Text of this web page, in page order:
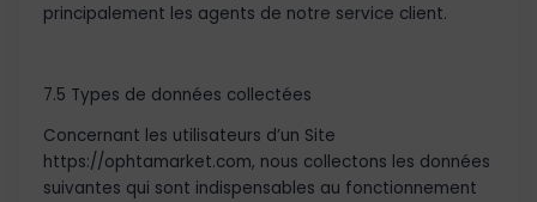
principalement les agents de notre service client.
7.5 Types de données collectées
Concernant les utilisateurs d’un Site
https://ophtamarket.com, nous collectons les données
suivantes qui sont indispensables au fonctionnement